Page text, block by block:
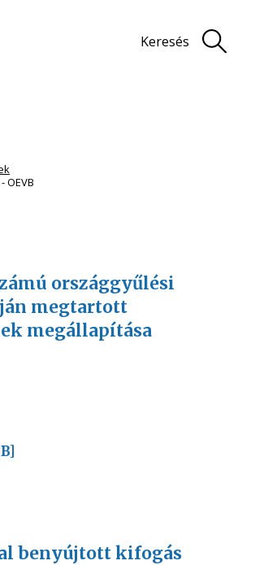
Keresés
OEVB
országgyűlési
megtartott
megállapítása
benyújtott kifogás